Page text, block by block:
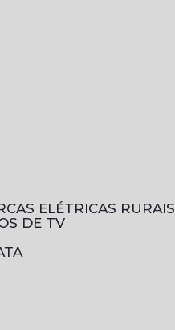
ELÉTRICAS RURAIS
DE TV